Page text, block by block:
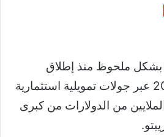
بشكل ملحوظ منذ إطلاق
المشروع في عام 2017 عبر جولات تمويلية استثمارية
من الدولارات من كبرى